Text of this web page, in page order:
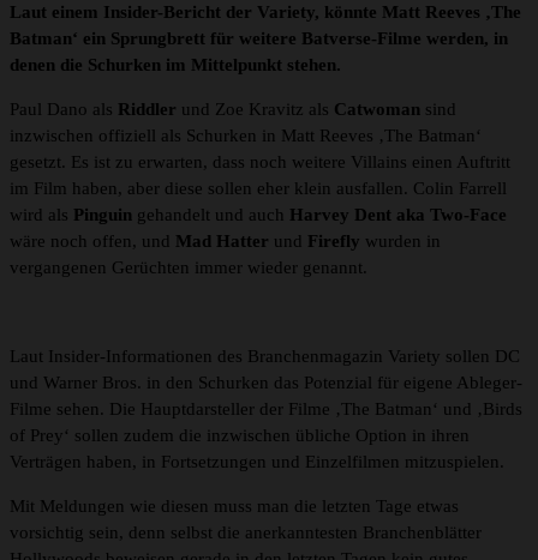
Laut einem Insider-Bericht der Variety, könnte Matt Reeves ‚The
Batman‘ ein Sprungbrett für weitere Batverse-Filme werden, in
denen die Schurken im Mittelpunkt stehen.
Paul Dano als Riddler und Zoe Kravitz als Catwoman sind
inzwischen offiziell als Schurken in Matt Reeves ‚The Batman‘
gesetzt. Es ist zu erwarten, dass noch weitere Villains einen Auftritt
im Film haben, aber diese sollen eher klein ausfallen. Colin Farrell
wird als Pinguin gehandelt und auch Harvey Dent aka Two-Face
wäre noch offen, und Mad Hatter und Firefly wurden in
vergangenen Gerüchten immer wieder genannt.
Laut Insider-Informationen des Branchenmagazin Variety sollen DC
und Warner Bros. in den Schurken das Potenzial für eigene Ableger-
Filme sehen. Die Hauptdarsteller der Filme ‚The Batman‘ und ‚Birds
of Prey‘ sollen zudem die inzwischen übliche Option in ihren
Verträgen haben, in Fortsetzungen und Einzelfilmen mitzuspielen.
Mit Meldungen wie diesen muss man die letzten Tage etwas
vorsichtig sein, denn selbst die anerkanntesten Branchenblätter